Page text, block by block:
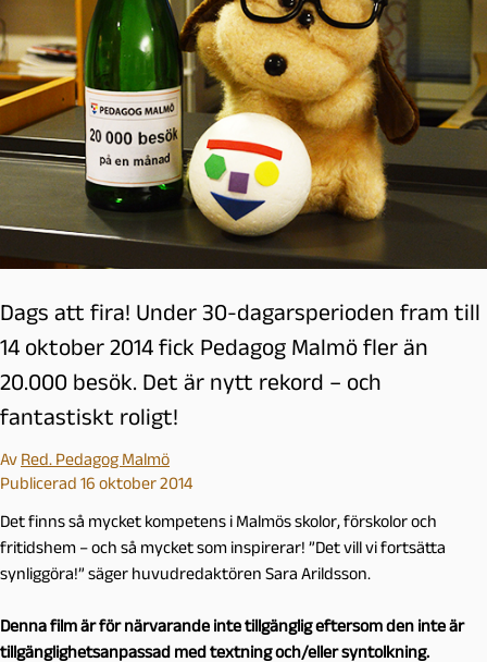
Dags att fira! Under 30-dagarsperioden fram till
14 oktober 2014 fick Pedagog Malmö fler än
20.000 besök. Det är nytt rekord – och
fantastiskt roligt!
Av Red. Pedagog Malmö
Publicerad 16 oktober 2014
Det finns så mycket kompetens i Malmös skolor, förskolor och
fritidshem – och så mycket som inspirerar! ”Det vill vi fortsätta
synliggöra!” säger huvudredaktören Sara Arildsson.
Denna film är för närvarande inte tillgänglig eftersom den inte är
tillgänglighetsanpassad med textning och/eller syntolkning.